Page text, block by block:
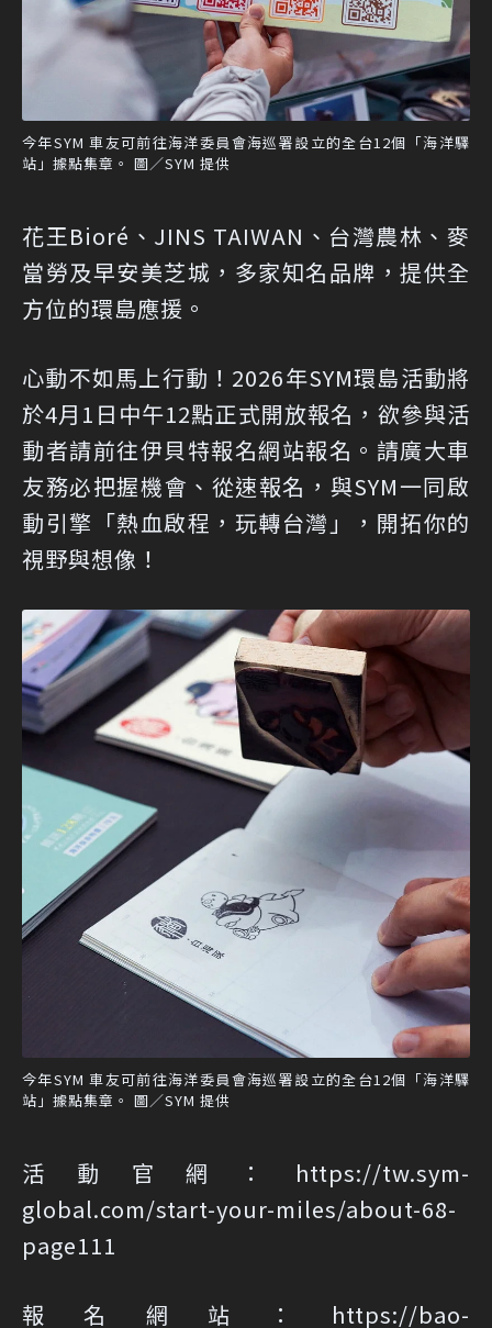
今年SYM 車友可前往海洋委員會海巡署設立的全台12個「海洋驛
站」據點集章。 圖／SYM 提供
花王Bioré、JINS TAIWAN、台灣農林、麥
當勞及早安美芝城，多家知名品牌，提供全
方位的環島應援。
心動不如馬上行動！2026年SYM環島活動將
於4月1日中午12點正式開放報名，欲參與活
動者請前往伊貝特報名網站報名。請廣大車
友務必把握機會、從速報名，與SYM一同啟
動引擎「熱血啟程，玩轉台灣」，開拓你的
視野與想像！
今年SYM 車友可前往海洋委員會海巡署設立的全台12個「海洋驛
站」據點集章。 圖／SYM 提供
活動官網： https://tw.sym-
global.com/start-your-miles/about-68-
page111
報名網站： https://bao-